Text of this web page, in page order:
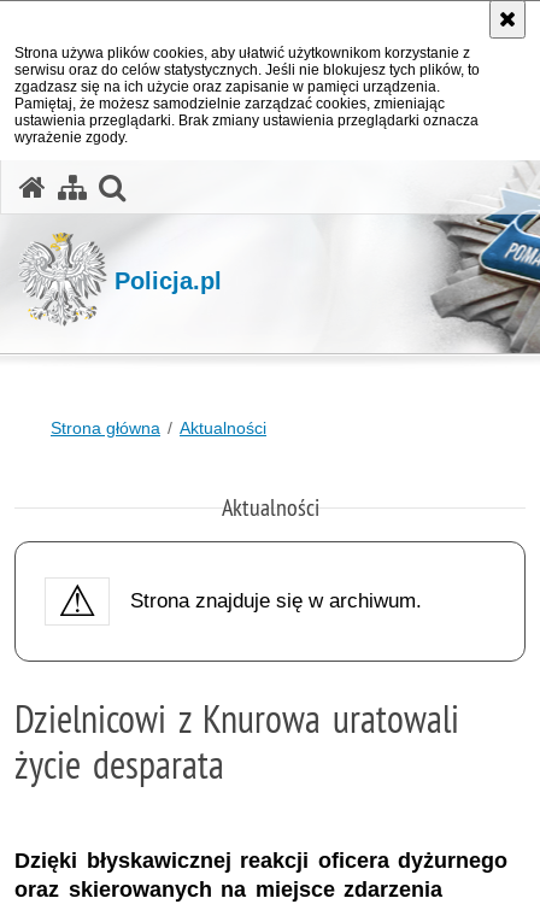
Strona używa plików cookies, aby ułatwić użytkownikom korzystanie z
serwisu oraz do celów statystycznych. Jeśli nie blokujesz tych plików, to
zgadzasz się na ich użycie oraz zapisanie w pamięci urządzenia.
Pamiętaj, że możesz samodzielnie zarządzać cookies, zmieniając
ustawienia przeglądarki. Brak zmiany ustawienia przeglądarki oznacza
wyrażenie zgody.
Policja.pl
Strona główna Aktualności
Aktualności
Strona znajduje się w archiwum.
Dzielnicowi z Knurowa uratowali
życie desparata
Dzięki błyskawicznej reakcji oficera dyżurnego
oraz skierowanych na miejsce zdarzenia